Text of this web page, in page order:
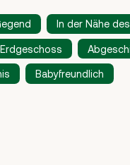
In der Nähe
Babyfreundlich